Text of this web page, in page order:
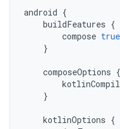
android {
buildFeatures {
compose true
}
composeOptions {
}
kotlinOptions {